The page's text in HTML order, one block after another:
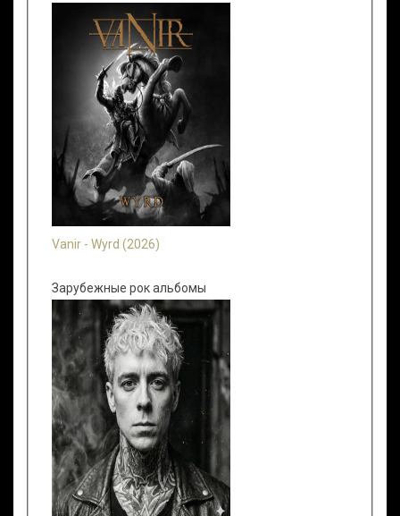
Vanir - Wyrd (2026)
Зарубежные рок альбомы